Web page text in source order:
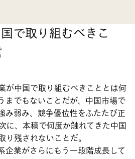
で取り組むべきこ
が中国で取り組むべきこととは何
までもないことだが、中国市場で
み弱み、競争優位性をふたたび正
に、本稿で何度か触れてきた中国
残されないことだ。
企業がさらにもう一段階成長して